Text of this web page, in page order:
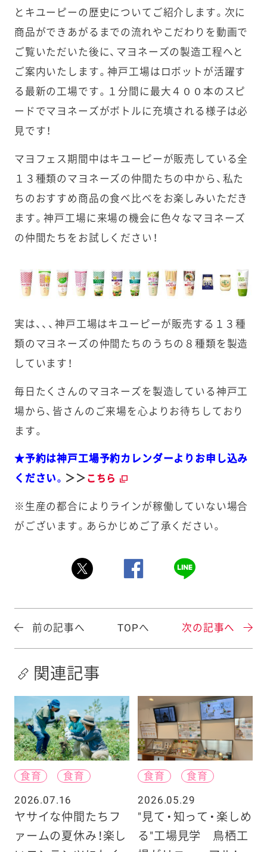
とキユーピーの歴史についてご紹介します。次に
商品ができあがるまでの流れやこだわりを動画で
ご覧いただいた後に、マヨネーズの製造工程へと
ご案内いたします。神戸工場はロボットが活躍す
る最新の工場です。１分間に最大４００本のスピ
ードでマヨネーズがボトルに充填される様子は必
見です！
マヨフェス期間中はキユーピーが販売している全
１３種類のマヨネーズの仲間たちの中から、私た
ちのおすすめ商品の食べ比べをお楽しみいただき
ます。神戸工場に来場の機会に色々なマヨネーズ
の仲間たちをお試しください！
実は、、、神戸工場はキユーピーが販売する１３種
類のマヨネーズの仲間たちのうちの８種類を製造
しています！
毎日たくさんのマヨネーズを製造している神戸工
場から、皆さんのご来場を心よりお待ちしており
ます。
★予約は神戸工場予約カレンダーよりお申し込み
ください。 ＞＞ こちら
※生産の都合によりラインが稼働していない場合
がございます。あらかじめご了承ください。
前の記事へ TOPへ 次の記事へ
関連記事
食育
食育
2026.07.16
ヤサイな仲間たちフ
ァームの夏休み！楽し
食育
食育
2026.05.29
"見て・知って・楽しめ
る"工場見学 鳥栖工